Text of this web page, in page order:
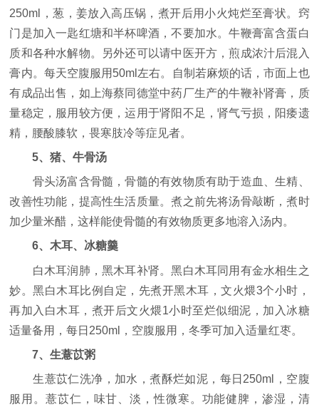
250ml，葱，姜放入高压锅，煮开后用小火炖烂至膏状。窍
门是加入一匙红塘和半杯啤酒，不要加水。牛鞭膏富含蛋白
质和各种水解物。另外还可以请中医开方，煎成浓汁后混入
膏内。每天空腹服用50ml左右。自制若麻烦的话，市面上也
有成品出售，如上海蔡同德堂中药厂生产的牛鞭补肾膏，质
量稳定，服用较方便，运用于肾阳不足，肾气亏损，阳痿遗
精，腰酸膝软，畏寒肢冷等症见者。
5、猪、牛骨汤
骨头汤富含骨髓，骨髓的有效物质有助于造血、生精、
改善性功能，提高性生活质量。煮之前先将汤骨敲断，煮时
加少量米醋，这样能使骨髓的有效物质更多地溶入汤内。
6、木耳、冰糖羹
白木耳润肺，黑木耳补肾。黑白木耳同用有金水相生之
妙。黑白木耳比例自定，先煮开黑木耳，文火煨3个小时，
再加入白木耳，煮开后文火煨1小时至烂似细泥，加入冰糖
适量备用，每日250ml，空腹服用，冬季可加入适量红枣。
7、生薏苡粥
生薏苡仁洗净，加水，煮酥烂如泥，每日250ml，空腹
服用。薏苡仁，味甘、淡，性微寒。功能健脾，渗湿，清